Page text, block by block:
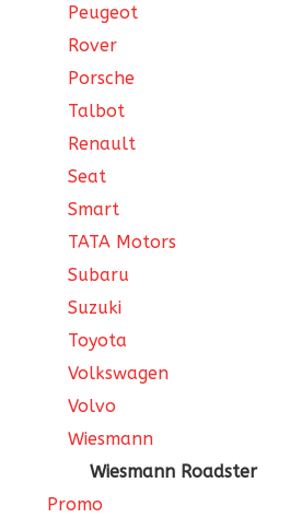
Peugeot
Rover
Porsche
Talbot
Renault
Seat
Smart
TATA Motors
Subaru
Suzuki
Toyota
Volkswagen
Volvo
Wiesmann
Wiesmann Roadster
Promo